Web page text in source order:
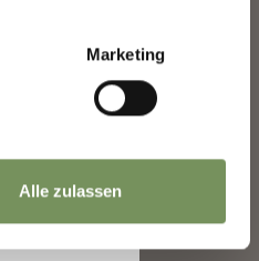
Marketing
Alle zulassen